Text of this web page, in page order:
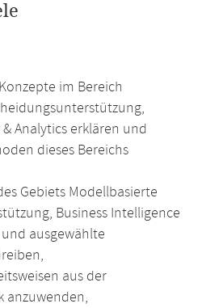
im Bereich
Analytics erklären und
dieses Bereichs
Gebiets Modellbasierte
Business Intelligence
ausgewählte
aus der
anzuwenden,